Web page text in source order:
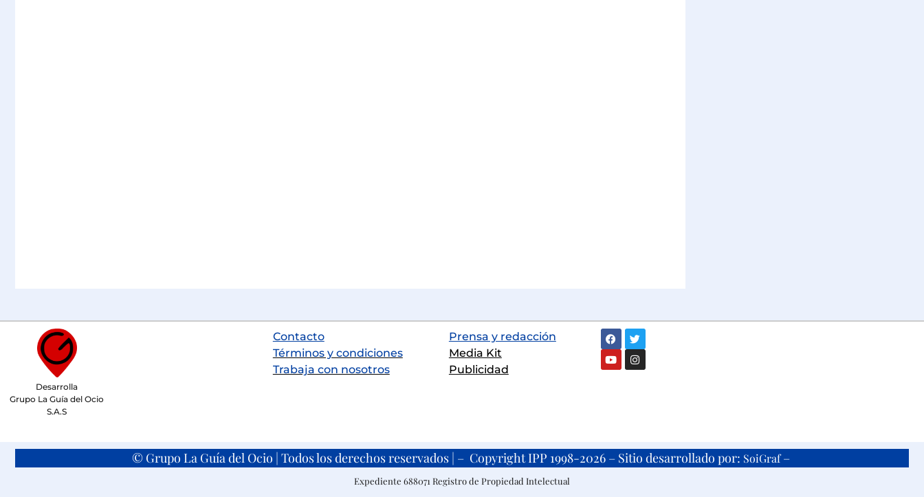
Desarrolla
Grupo La Guía del Ocio
S.A.S
Contacto
Términos y condiciones
Trabaja con nosotros
Prensa y redacción
Media Kit
Publicidad
© Grupo La Guía del Ocio | Todos los derechos reservados | – Copyright IPP 1998-2026 – Sitio desarrollado por: SoiGraf–
Expediente 688071 Registro de Propiedad Intelectual